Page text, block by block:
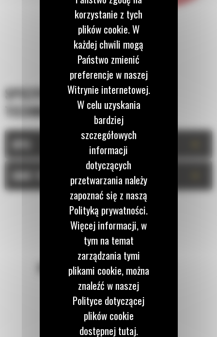
SPECYFIKACJA
TECHNICZNA
DANE TECHNICZNE
POZOSTAŃMY W KONTAKCIE
Zadzwoń do nas
korzystanie z tych
plików cookie. W
każdej chwili mogą
Państwo zmienić
preferencje w naszej
Witrynie internetowej.
W celu uzyskania
bardziej
szczegółowych
informacji
dotyczących
przetwarzania należy
zapoznać się z naszą
Polityką prywatności.
Więcej informacji, w
tym na temat
zarządzania tymi
plikami cookie, można
znaleźć w naszej
Polityce dotyczącej
plików cookie
dostępnej tutaj.